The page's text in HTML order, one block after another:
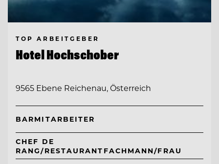
TOP ARBEITGEBER
Hotel Hochschober
9565 Ebene Reichenau, Österreich
BARMITARBEITER
CHEF DE
RANG/RESTAURANTFACHMANN/FRAU